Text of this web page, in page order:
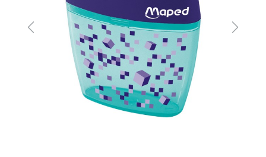
Previous Next